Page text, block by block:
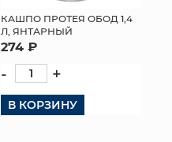
КАШПО ПРОТЕЯ ОБОД 1,4
Л, ЯНТАРНЫЙ
274 ₽
- +
В КОРЗИНУ